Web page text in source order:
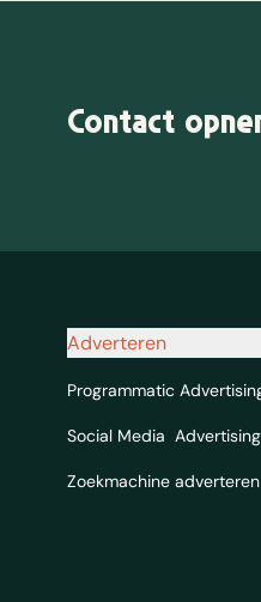
Contact
Adverteren
Programmatic
Social Media Advertising
Zoekmachine adverteren